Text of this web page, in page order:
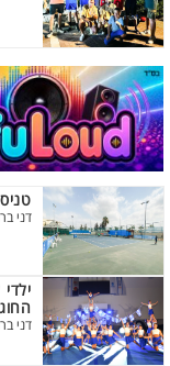
דני ברנר,
דני ברנר,